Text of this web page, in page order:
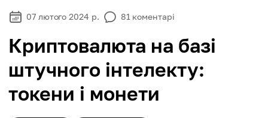
07 лютого 2024 р. 81 коментарі
Криптовалюта на базі
штучного інтелекту:
токени і монети